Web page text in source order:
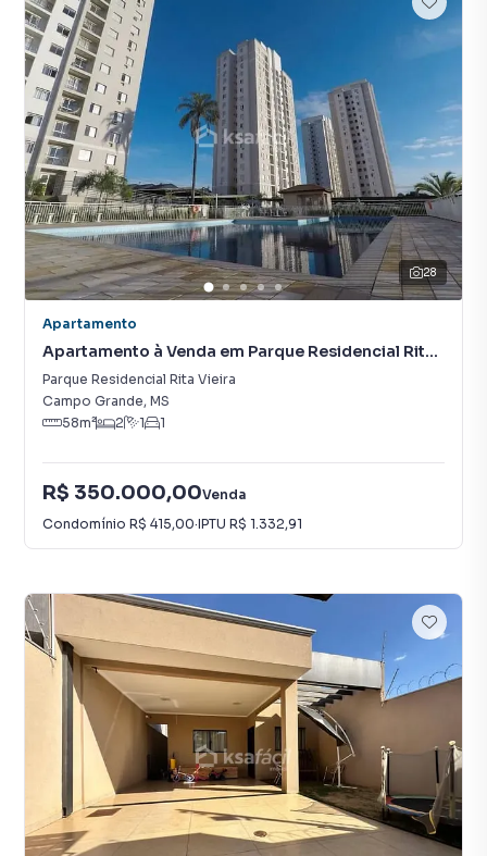
28
Apartamento
Apartamento à Venda em Parque Residencial Rita
Vieira
Parque Residencial Rita Vieira
Campo Grande, MS
58m² 2 1 1
R$ 350.000,00Venda
Condomínio R$ 415,00·IPTU R$ 1.332,91